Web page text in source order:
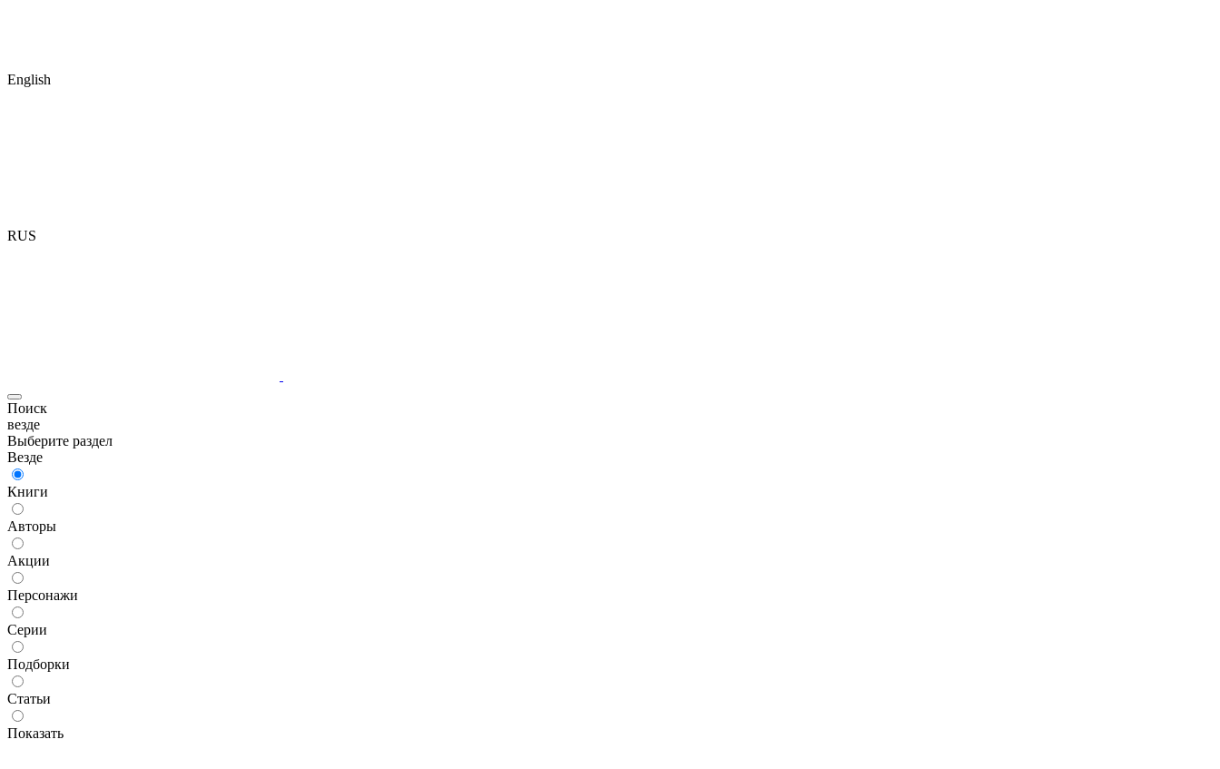
English
RUS
Поиск
везде
Выберите раздел
Везде
Книги
Авторы
Акции
Персонажи
Серии
Подборки
Статьи
Показать